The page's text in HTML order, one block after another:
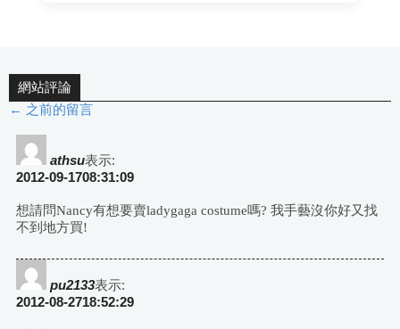
網站評論
評
論
導
← 之前的留言
athsu表示:
2012-09-1708:31:09
想請問Nancy有想要賣ladygaga costume嗎? 我手藝沒你好又找
不到地方買!
pu2133表示:
2012-08-2718:52:29